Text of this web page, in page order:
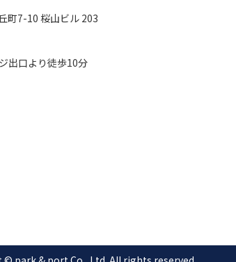
7-10 桜山ビル 203
出口より徒歩10分